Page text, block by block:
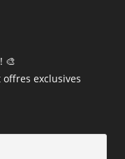
🎨
offres exclusives